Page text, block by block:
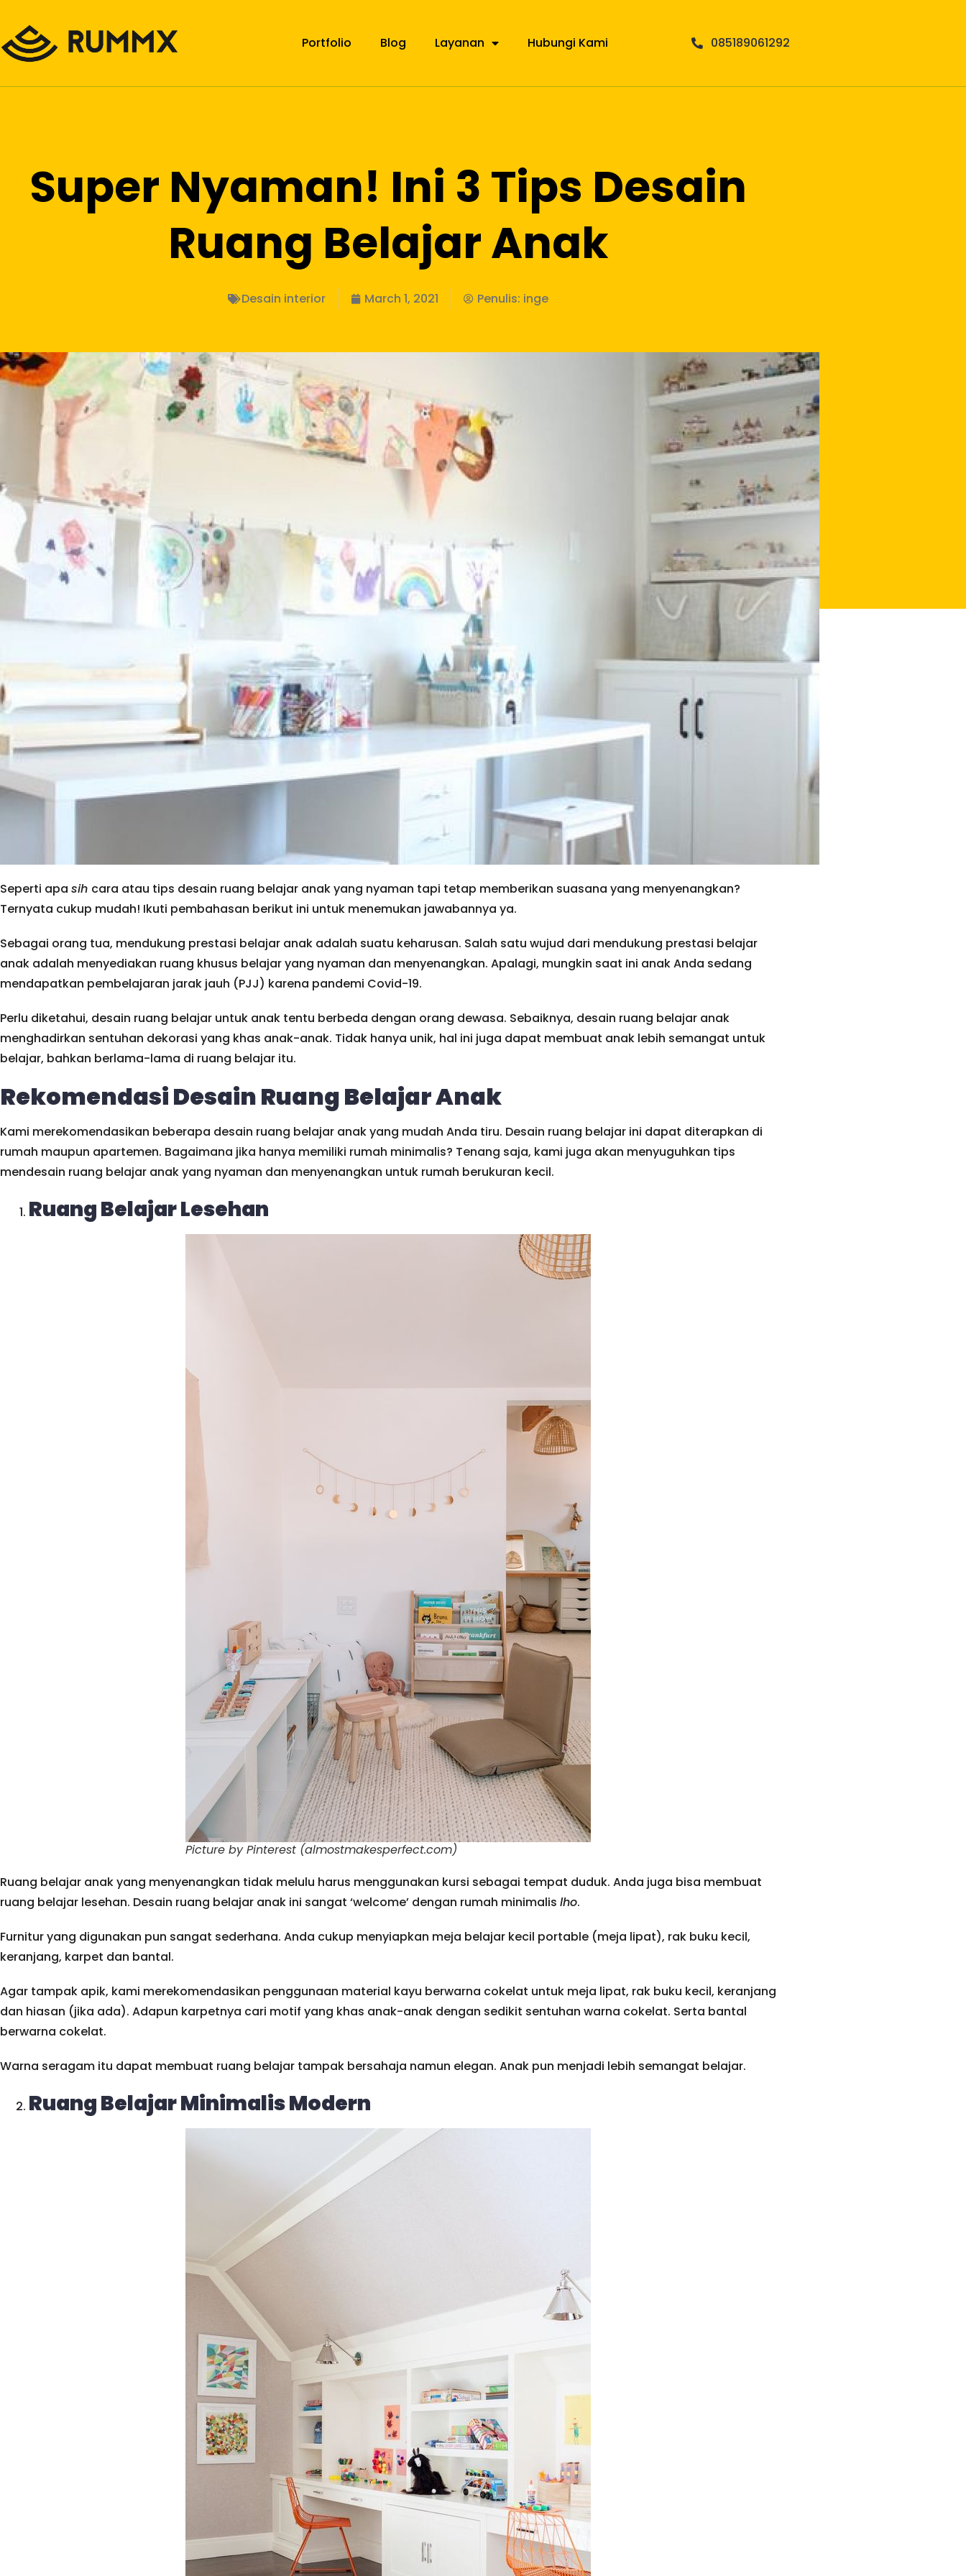
Portfolio Blog Layanan Hubungi Kami 085189061292
Super Nyaman! Ini 3 Tips Desain
Ruang Belajar Anak
Desain interior March 1, 2021 Penulis: inge
Seperti apa sih cara atau tips desain ruang belajar anak yang nyaman tapi tetap memberikan suasana yang menyenangkan?
Ternyata cukup mudah! Ikuti pembahasan berikut ini untuk menemukan jawabannya ya.
Sebagai orang tua, mendukung prestasi belajar anak adalah suatu keharusan. Salah satu wujud dari mendukung prestasi belajar
anak adalah menyediakan ruang khusus belajar yang nyaman dan menyenangkan. Apalagi, mungkin saat ini anak Anda sedang
mendapatkan pembelajaran jarak jauh (PJJ) karena pandemi Covid-19.
Perlu diketahui, desain ruang belajar untuk anak tentu berbeda dengan orang dewasa. Sebaiknya, desain ruang belajar anak
menghadirkan sentuhan dekorasi yang khas anak-anak. Tidak hanya unik, hal ini juga dapat membuat anak lebih semangat untuk
belajar, bahkan berlama-lama di ruang belajar itu.
Rekomendasi Desain Ruang Belajar Anak
Kami merekomendasikan beberapa desain ruang belajar anak yang mudah Anda tiru. Desain ruang belajar ini dapat diterapkan di
rumah maupun apartemen. Bagaimana jika hanya memiliki rumah minimalis? Tenang saja, kami juga akan menyuguhkan tips
mendesain ruang belajar anak yang nyaman dan menyenangkan untuk rumah berukuran kecil.
Ruang Belajar Lesehan
Picture by Pinterest (almostmakesperfect.com)
Ruang belajar anak yang menyenangkan tidak melulu harus menggunakan kursi sebagai tempat duduk. Anda juga bisa membuat
ruang belajar lesehan. Desain ruang belajar anak ini sangat ‘welcome’ dengan rumah minimalis lho.
Furnitur yang digunakan pun sangat sederhana. Anda cukup menyiapkan meja belajar kecil portable (meja lipat), rak buku kecil,
keranjang, karpet dan bantal.
Agar tampak apik, kami merekomendasikan penggunaan material kayu berwarna cokelat untuk meja lipat, rak buku kecil, keranjang
dan hiasan (jika ada). Adapun karpetnya cari motif yang khas anak-anak dengan sedikit sentuhan warna cokelat. Serta bantal
berwarna cokelat.
Warna seragam itu dapat membuat ruang belajar tampak bersahaja namun elegan. Anak pun menjadi lebih semangat belajar.
Ruang Belajar Minimalis Modern